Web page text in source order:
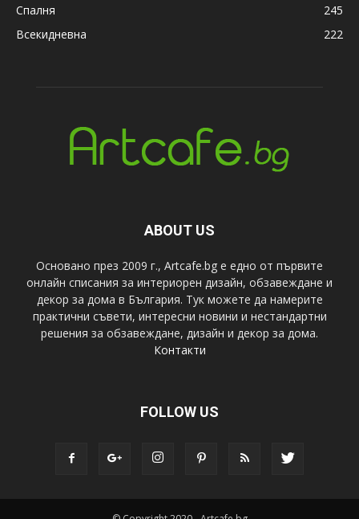
Спалня
245
Всекидневна
222
ABOUT US
Основано през 2009 г., Artcafe.bg е едно от първите
онлайн списания за интериорен дизайн, обзавеждане и
декор за дома в България. Тук можете да намерите
практични съвети, интересни новини и нестандартни
решения за обзавеждане, дизайн и декор за дома.
Контакти
FOLLOW US